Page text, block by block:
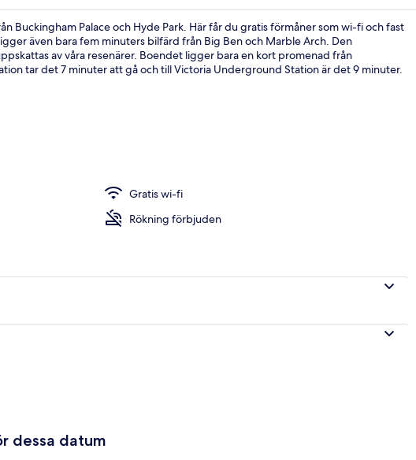
Reception
Buckingham Palace och Hyde Park. Här får du gratis förmåner som wi-fi och fast
även bara fem minuters bilfärd från Big Ben och Marble Arch. Den
av våra resenärer. Boendet ligger bara en kort promenad från
tar det 7 minuter att gå och till Victoria Underground Station är det 9 minuter.
Gratis wi-fi
Rökning förbjuden
dessa datum